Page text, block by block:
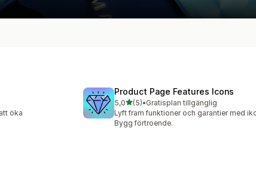
öka
Product Page Features Icons
5,0av 5 stjärnor
(5)
5 recensioner totalt
•Gratisplan tillgänglig
Lyft fram funktioner och garantier med
Bygg förtroende.